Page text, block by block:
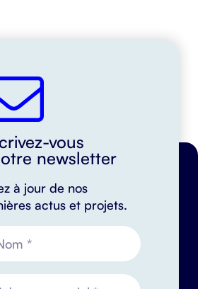
vous
newsletter
à jour de nos
actus et projets.